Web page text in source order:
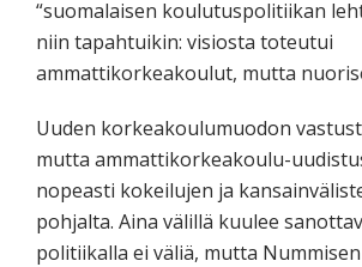
“suomalaisen koulutuspolitiikan
niin tapahtuikin: visiosta toteutui
ammattikorkeakoulut, mutta
Uuden korkeakoulumuodon
mutta ammattikorkeakoulu-
nopeasti kokeilujen ja
pohjalta. Aina välillä kuulee
politiikalla ei väliä, mutta